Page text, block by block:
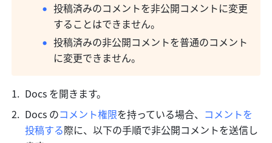
投稿済みのコメントを非公開コメントに変更
することはできません。
投稿済みの非公開コメントを普通のコメント
に変更できません。
Docs を開きます。
Docs のコメント権限を持っている場合、 コメントを
投稿する際に、以下の手順で非公開コメントを送信し